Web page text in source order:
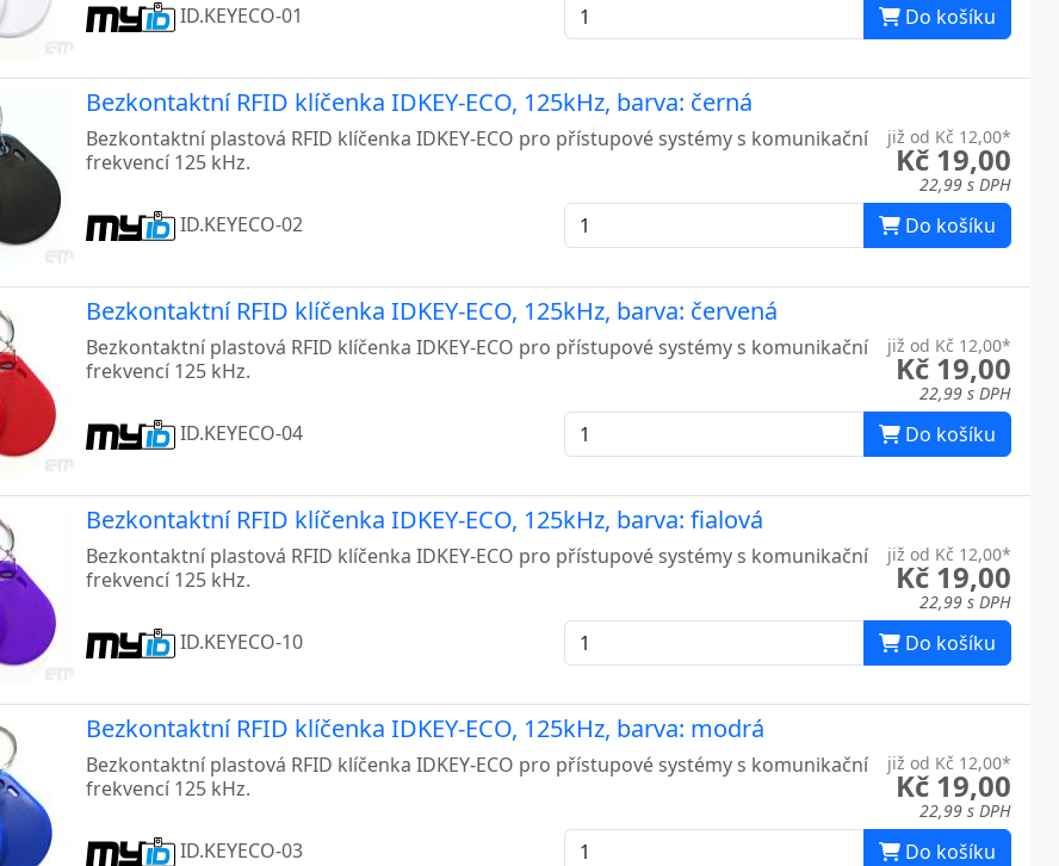
ID.KEYECO-01 Do košíku
Bezkontaktní RFID klíčenka IDKEY-ECO, 125kHz, barva: černá
již od Kč 12,00*
Kč 19,00
22,99 s DPH
Bezkontaktní plastová RFID klíčenka IDKEY-ECO pro přístupové systémy s komunikační
frekvencí 125 kHz.
ID.KEYECO-02 Do košíku
Bezkontaktní RFID klíčenka IDKEY-ECO, 125kHz, barva: červená
již od Kč 12,00*
Kč 19,00
22,99 s DPH
Bezkontaktní plastová RFID klíčenka IDKEY-ECO pro přístupové systémy s komunikační
frekvencí 125 kHz.
ID.KEYECO-04 Do košíku
Bezkontaktní RFID klíčenka IDKEY-ECO, 125kHz, barva: fialová
již od Kč 12,00*
Kč 19,00
22,99 s DPH
Bezkontaktní plastová RFID klíčenka IDKEY-ECO pro přístupové systémy s komunikační
frekvencí 125 kHz.
ID.KEYECO-10 Do košíku
Bezkontaktní RFID klíčenka IDKEY-ECO, 125kHz, barva: modrá
již od Kč 12,00*
Kč 19,00
22,99 s DPH
Bezkontaktní plastová RFID klíčenka IDKEY-ECO pro přístupové systémy s komunikační
frekvencí 125 kHz.
ID.KEYECO-03 Do košíku